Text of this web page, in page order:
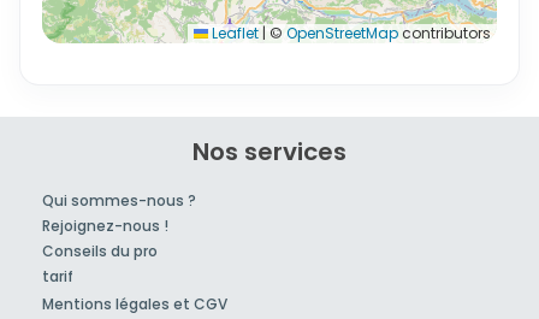
Leaflet | © OpenStreetMapcontributors
Nos services
Qui sommes-nous ?
Rejoignez-nous !
Conseils du pro
tarif
Mentions légales et CGV